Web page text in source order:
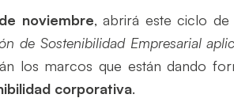
noviembre, abrirá este ciclo
de Sostenibilidad Empresarial
los marcos que están dando
corporativa.